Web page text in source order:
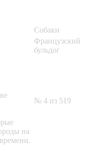
Собаки
Французский
бульдог
на
№ 4 из 519